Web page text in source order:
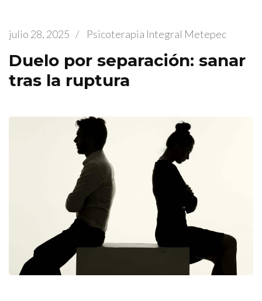
julio 28, 2025 / Psicoterapia Integral Metepec
Duelo por separación: sanar
tras la ruptura